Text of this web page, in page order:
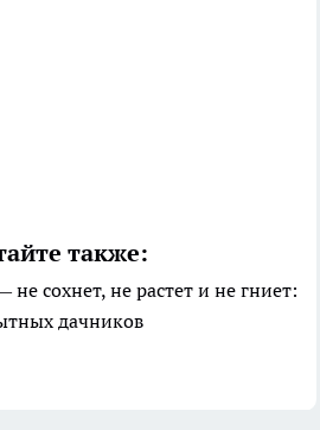
также:
сохнет, не растет и не гниет:
дачников